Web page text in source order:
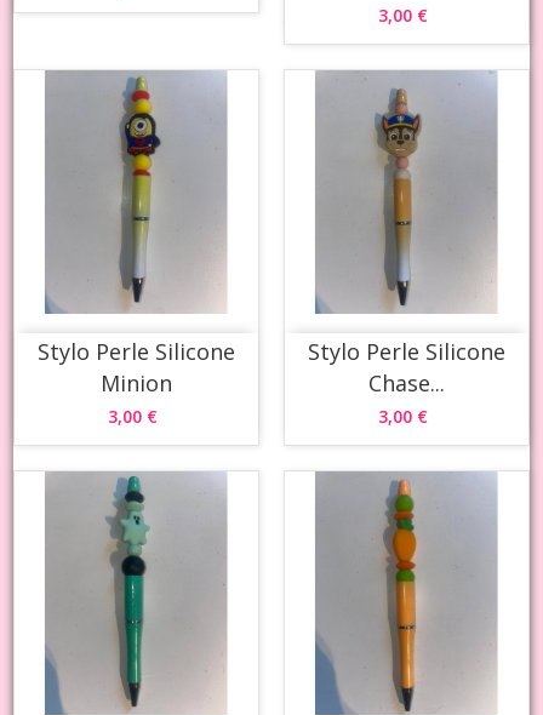
3,00 €
Stylo Perle Silicone
Minion
3,00 €
Stylo Perle Silicone
Chase...
3,00 €